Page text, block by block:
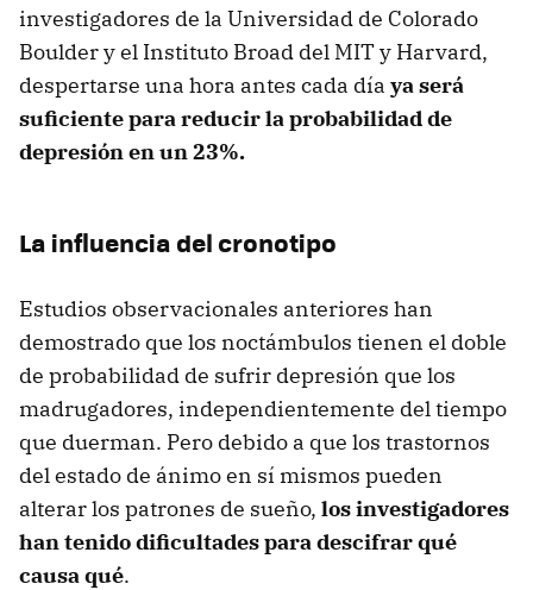
investigadores de la Universidad de Colorado
Boulder y el Instituto Broad del MIT y Harvard,
despertarse una hora antes cada día ya será
suficiente para reducir la probabilidad de
depresión en un 23%.
La influencia del cronotipo
Estudios observacionales anteriores han
demostrado que los noctámbulos tienen el doble
de probabilidad de sufrir depresión que los
madrugadores, independientemente del tiempo
que duerman. Pero debido a que los trastornos
del estado de ánimo en sí mismos pueden
alterar los patrones de sueño, los investigadores
han tenido dificultades para descifrar qué
causa qué.